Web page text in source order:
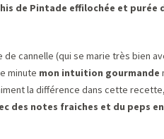
de Pintade effilochée et purée
cannelle (qui se marie très bien
minute mon intuition gourmande
la différence dans cette
des notes fraiches et du peps